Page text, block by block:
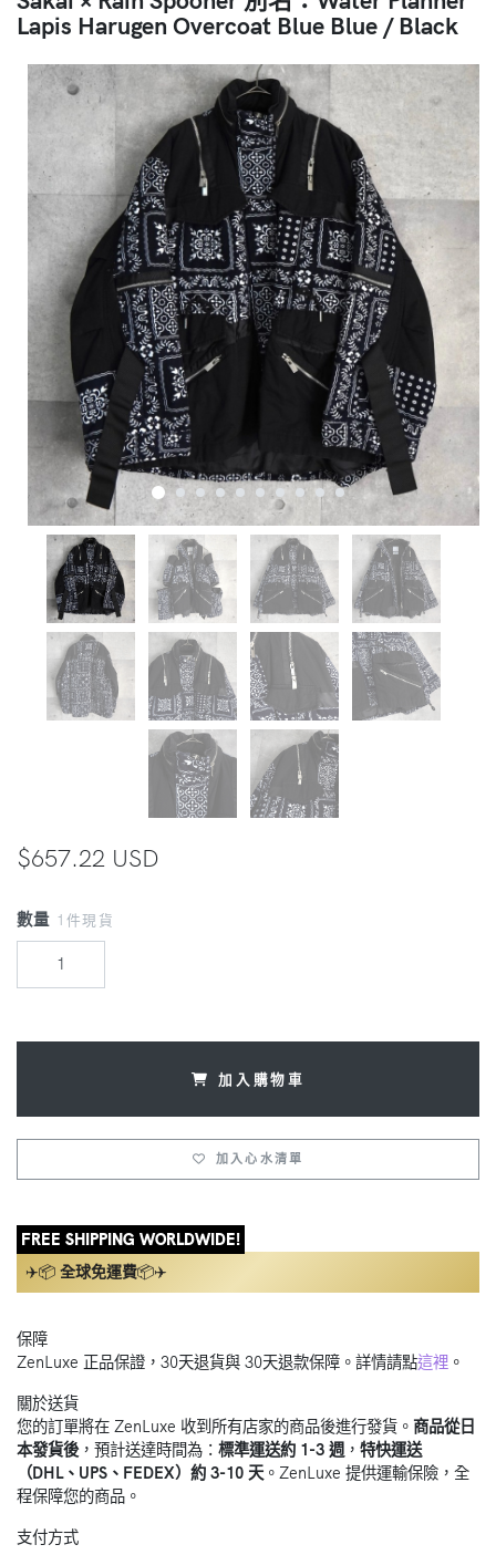
Lapis Harugen Overcoat Blue Blue / Black
$657.22 USD
數量 1件現貨
加入購物車
加入心水清單
FREE SHIPPING WORLDWIDE!
✈️📦 全球免運費📦✈️
保障
ZenLuxe 正品保證，30天退貨與 30天退款保障。詳情請點這裡 。
關於送貨
您的訂單將在 ZenLuxe 收到所有店家的商品後進行發貨。 商品從日
本發貨後，預計送達時間為： 標準運送約 1-3 週 ， 特快運送
（DHL、UPS、FEDEX）約 3-10 天 。ZenLuxe 提供運輸保險，全
程保障您的商品。
支付方式